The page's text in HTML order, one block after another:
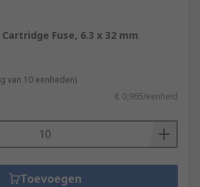
Cartridge Fuse, 6.3 x 32 mm
van 10 eenheden)
€ 0,965/eenheid
Toevoegen